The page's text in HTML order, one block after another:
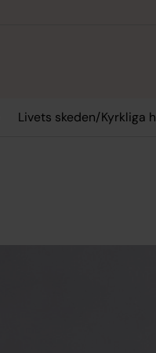
Livets skeden/Kyrkliga